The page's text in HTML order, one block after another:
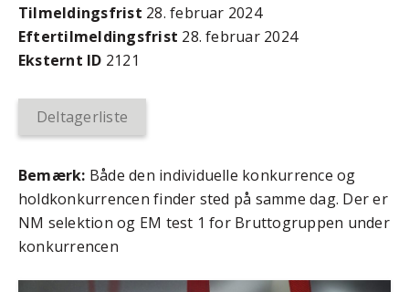
Tilmeldingsfrist 28. februar 2024
Efter­tilmeldings­frist 28. februar 2024
Eksternt ID 2121
Deltagerliste
Bemærk: Både den individuelle konkurrence og
holdkonkurrencen finder sted på samme dag. Der er
NM selektion og EM test 1 for Bruttogruppen under
konkurrencen